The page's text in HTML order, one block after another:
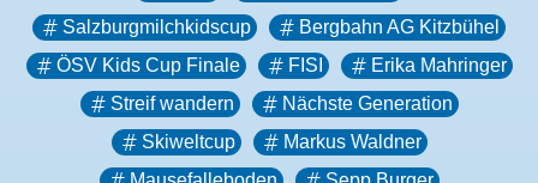
Salzburgmilchkidscup
Bergbahn AG Kitzbühel
ÖSV Kids Cup Finale
FISI
Erika Mahringer
Streif wandern
Nächste Generation
Skiweltcup
Markus Waldner